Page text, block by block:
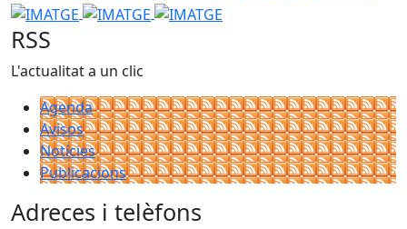
IMATGE
IMATGE
RSS
L'actualitat a un clic
Agenda
Avisos
Notícies
Publicacions
Adreces i telèfons